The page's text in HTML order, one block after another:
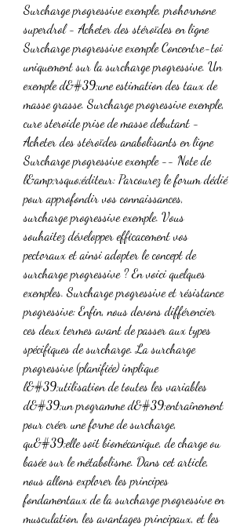
Surcharge progressive exemple, prohormone
superdrol - Acheter des stéroïdes en ligne
Surcharge progressive exemple Concentre-toi
uniquement sur la surcharge progressive. Un
exemple d&#39;une estimation des taux de
masse grasse. Surcharge progressive exemple,
cure steroide prise de masse debutant -
Acheter des stéroïdes anabolisants en ligne
Surcharge progressive exemple -- Note de
l&amp;rsquo;éditeur: Parcourez le forum dédié
pour approfondir vos connaissances,
surcharge progressive exemple. Vous
souhaitez développer efficacement vos
pectoraux et ainsi adopter le concept de
surcharge progressive ? En voici quelques
exemples. Surcharge progressive et résistance
progressive: Enfin, nous devons différencier
ces deux termes avant de passer aux types
spécifiques de surcharge. La surcharge
progressive (planifiée) implique
l&#39;utilisation de toutes les variables
d&#39;un programme d&#39;entraînement
pour créer une forme de surcharge,
qu&#39;elle soit biomécanique, de charge ou
basée sur le métabolisme. Dans cet article,
nous allons explorer les principes
fondamentaux de la surcharge progressive en
musculation, les avantages principaux, et les